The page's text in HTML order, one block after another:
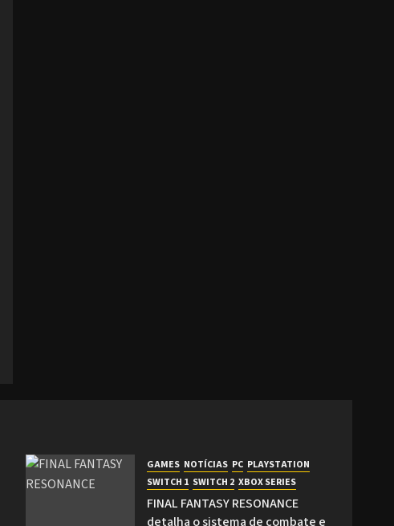
GAMES NOTÍCIAS PC PLAYSTATION
SWITCH 1 SWITCH 2 XBOX SERIES
FINAL FANTASY RESONANCE
detalha o sistema de combate e